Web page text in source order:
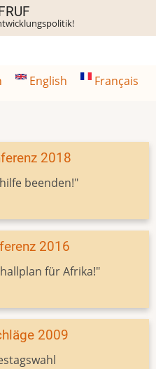
English Français
2018
beenden!"
2016
für Afrika!"
2009